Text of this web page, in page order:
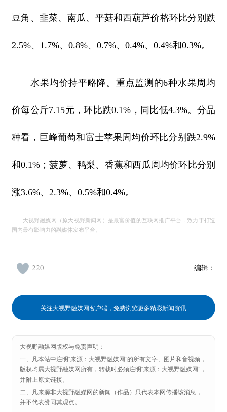
豆角、韭菜、南瓜、平菇和西葫芦价格环比分别跌
2.5%、1.7%、0.8%、0.7%、0.4%、0.4%和0.3%。
水果均价持平略降。重点监测的6种水果周均
价每公斤7.15元，环比跌0.1%，同比低4.3%。分品
种看，巨峰葡萄和富士苹果周均价环比分别跌2.9%
和0.1%；菠萝、鸭梨、香蕉和西瓜周均价环比分别
涨3.6%、2.3%、0.5%和0.4%。
大视野融媒网（原大视野新闻网）是最富价值的互联网推广平台，致力于打造
国内最有影响力的融媒体发布平台。
编辑：
220
关注大视野融媒网客户端，免费浏览更多精彩新闻资讯
大视野融媒网版权与免责声明：
一、凡本站中注明“来源：大视野融媒网”的所有文字、图片和音视频，
版权均属大视野融媒网所有，转载时必须注明“来源：大视野融媒网”，
并附上原文链接。
二、凡来源非大视野融媒网的新闻（作品）只代表本网传播该消息，
并不代表赞同其观点。